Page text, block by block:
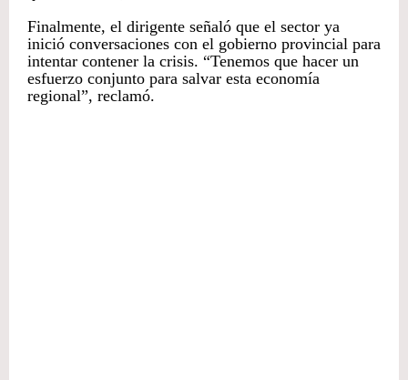
Finalmente, el dirigente señaló que el sector ya
inició conversaciones con el gobierno provincial para
intentar contener la crisis. “Tenemos que hacer un
esfuerzo conjunto para salvar esta economía
regional”, reclamó.